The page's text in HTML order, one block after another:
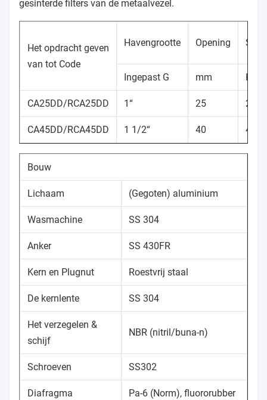
gesinterde filters van de metaalvezel.
Het opdracht geven
van tot Code
Havengrootte Opening
Ingepast G mm Kv
CA25DD/RCA25DD 1“ 25 20
CA45DD/RCA45DD 1 1/2“ 40 44
Bouw
Lichaam (Gegoten) aluminium
Wasmachine SS 304
Anker SS 430FR
Kern en Plugnut Roestvrij staal
De kernlente SS 304
Het verzegelen &
schijf
NBR (nitril/buna-n)
Schroeven SS302
Diafragma Pa-6 (Norm), fluororubber